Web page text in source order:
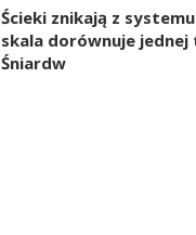
Ścieki znikają z
skala dorównuje jednej
Śniardw